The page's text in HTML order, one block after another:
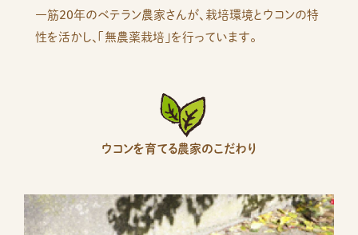
一筋20年のベテラン農家さんが、栽培環境とウコンの特
性を活かし、「無農薬栽培」を行っています。
ウコンを育てる農家のこだわり